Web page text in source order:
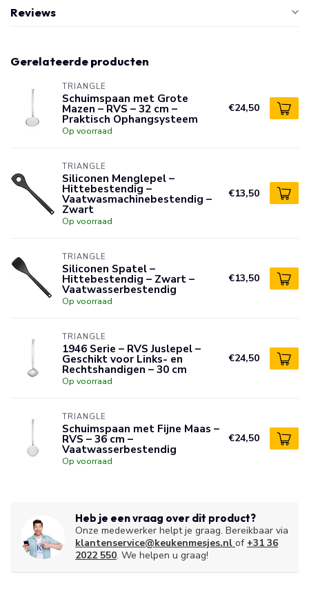
Reviews
Gerelateerde producten
TRIANGLE
Schuimspaan met Grote
Mazen – RVS – 32 cm –
Praktisch Ophangsysteem
Op voorraad
€24,50
TRIANGLE
Siliconen Menglepel –
Hittebestendig –
Vaatwasmachinebestendig –
Zwart
Op voorraad
€13,50
TRIANGLE
Siliconen Spatel –
Hittebestendig – Zwart –
Vaatwasserbestendig
Op voorraad
€13,50
TRIANGLE
1946 Serie – RVS Juslepel –
Geschikt voor Links- en
Rechtshandigen – 30 cm
Op voorraad
€24,50
TRIANGLE
Schuimspaan met Fijne Maas –
RVS – 36 cm –
Vaatwasserbestendig
Op voorraad
€24,50
Heb je een vraag over dit product?
Onze medewerker helpt je graag. Bereikbaar via
klantenservice@keukenmesjes.nl of +31 36
2022 550. We helpen u graag!